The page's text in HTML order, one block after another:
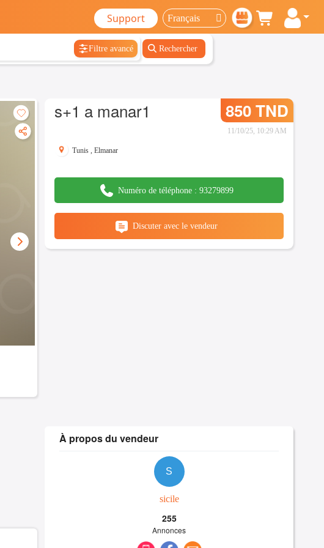
Support
Filtre avancé Rechercher
s+1 a manar1 850 TND
11/10/25, 10:29 AM
Tunis ,Elmanar
Numéro de téléphone : 93279899
Discuter avec le vendeur
À propos du vendeur
S
sicile
255
Annonces